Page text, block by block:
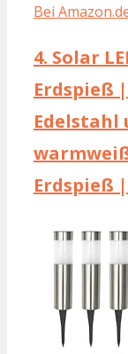
Bei
4. Solar
Erdspieß
Edelstahl
Erdspieß